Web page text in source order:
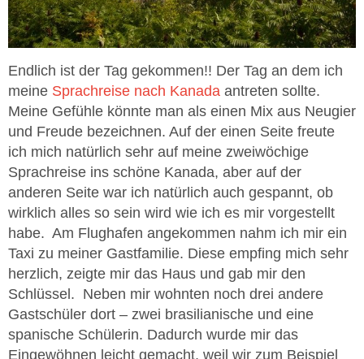
Endlich ist der Tag gekommen!! Der Tag an dem ich
meine Sprachreise nach Kanada antreten sollte.
Meine Gefühle könnte man als einen Mix aus Neugier
und Freude bezeichnen. Auf der einen Seite freute
ich mich natürlich sehr auf meine zweiwöchige
Sprachreise ins schöne Kanada, aber auf der
anderen Seite war ich natürlich auch gespannt, ob
wirklich alles so sein wird wie ich es mir vorgestellt
habe. Am Flughafen angekommen nahm ich mir ein
Taxi zu meiner Gastfamilie. Diese empfing mich sehr
herzlich, zeigte mir das Haus und gab mir den
Schlüssel. Neben mir wohnten noch drei andere
Gastschüler dort – zwei brasilianische und eine
spanische Schülerin. Dadurch wurde mir das
Eingewöhnen leicht gemacht, weil wir zum Beispiel